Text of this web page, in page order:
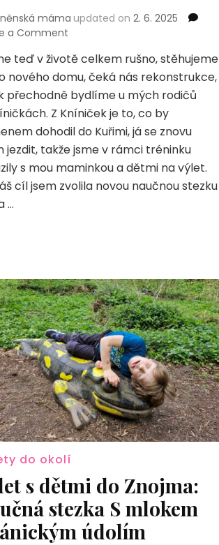
mámaupdated on 2. 6. 2025
a Commenton
–
NS
Voda
krajině
a
nádherné
hřiště
teď v životě celkem rušno, stěhujeme
nového domu, čeká nás rekonstrukce,
přechodně bydlíme u mých rodičů
Z Kníniček je to, co by
dohodil do Kuřimi, já se znovu
jezdit, takže jsme v rámci tréninku
s mou maminkou a dětmi na výlet.
cíl jsem zvolila novou naučnou stezku
…
do okolí
s dětmi do Znojma:
stezka S mlokem
údolím